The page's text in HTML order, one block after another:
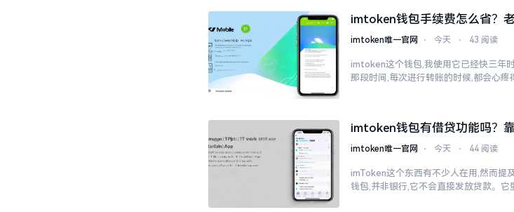
imtoken钱包手续费怎么省？
imtoken唯一官网 ⋅ 今天 ⋅ 43 阅读
imtoken这个钱包,我使用它已经快三年
那段时间,每次进行转账的时候,都会心疼
imtoken钱包有借贷功能吗？
imtoken唯一官网 ⋅ 今天 ⋅ 44 阅读
imToken这个东西有不少人在用,然而提
钱包,并非银行,它不会直接发放贷款。它